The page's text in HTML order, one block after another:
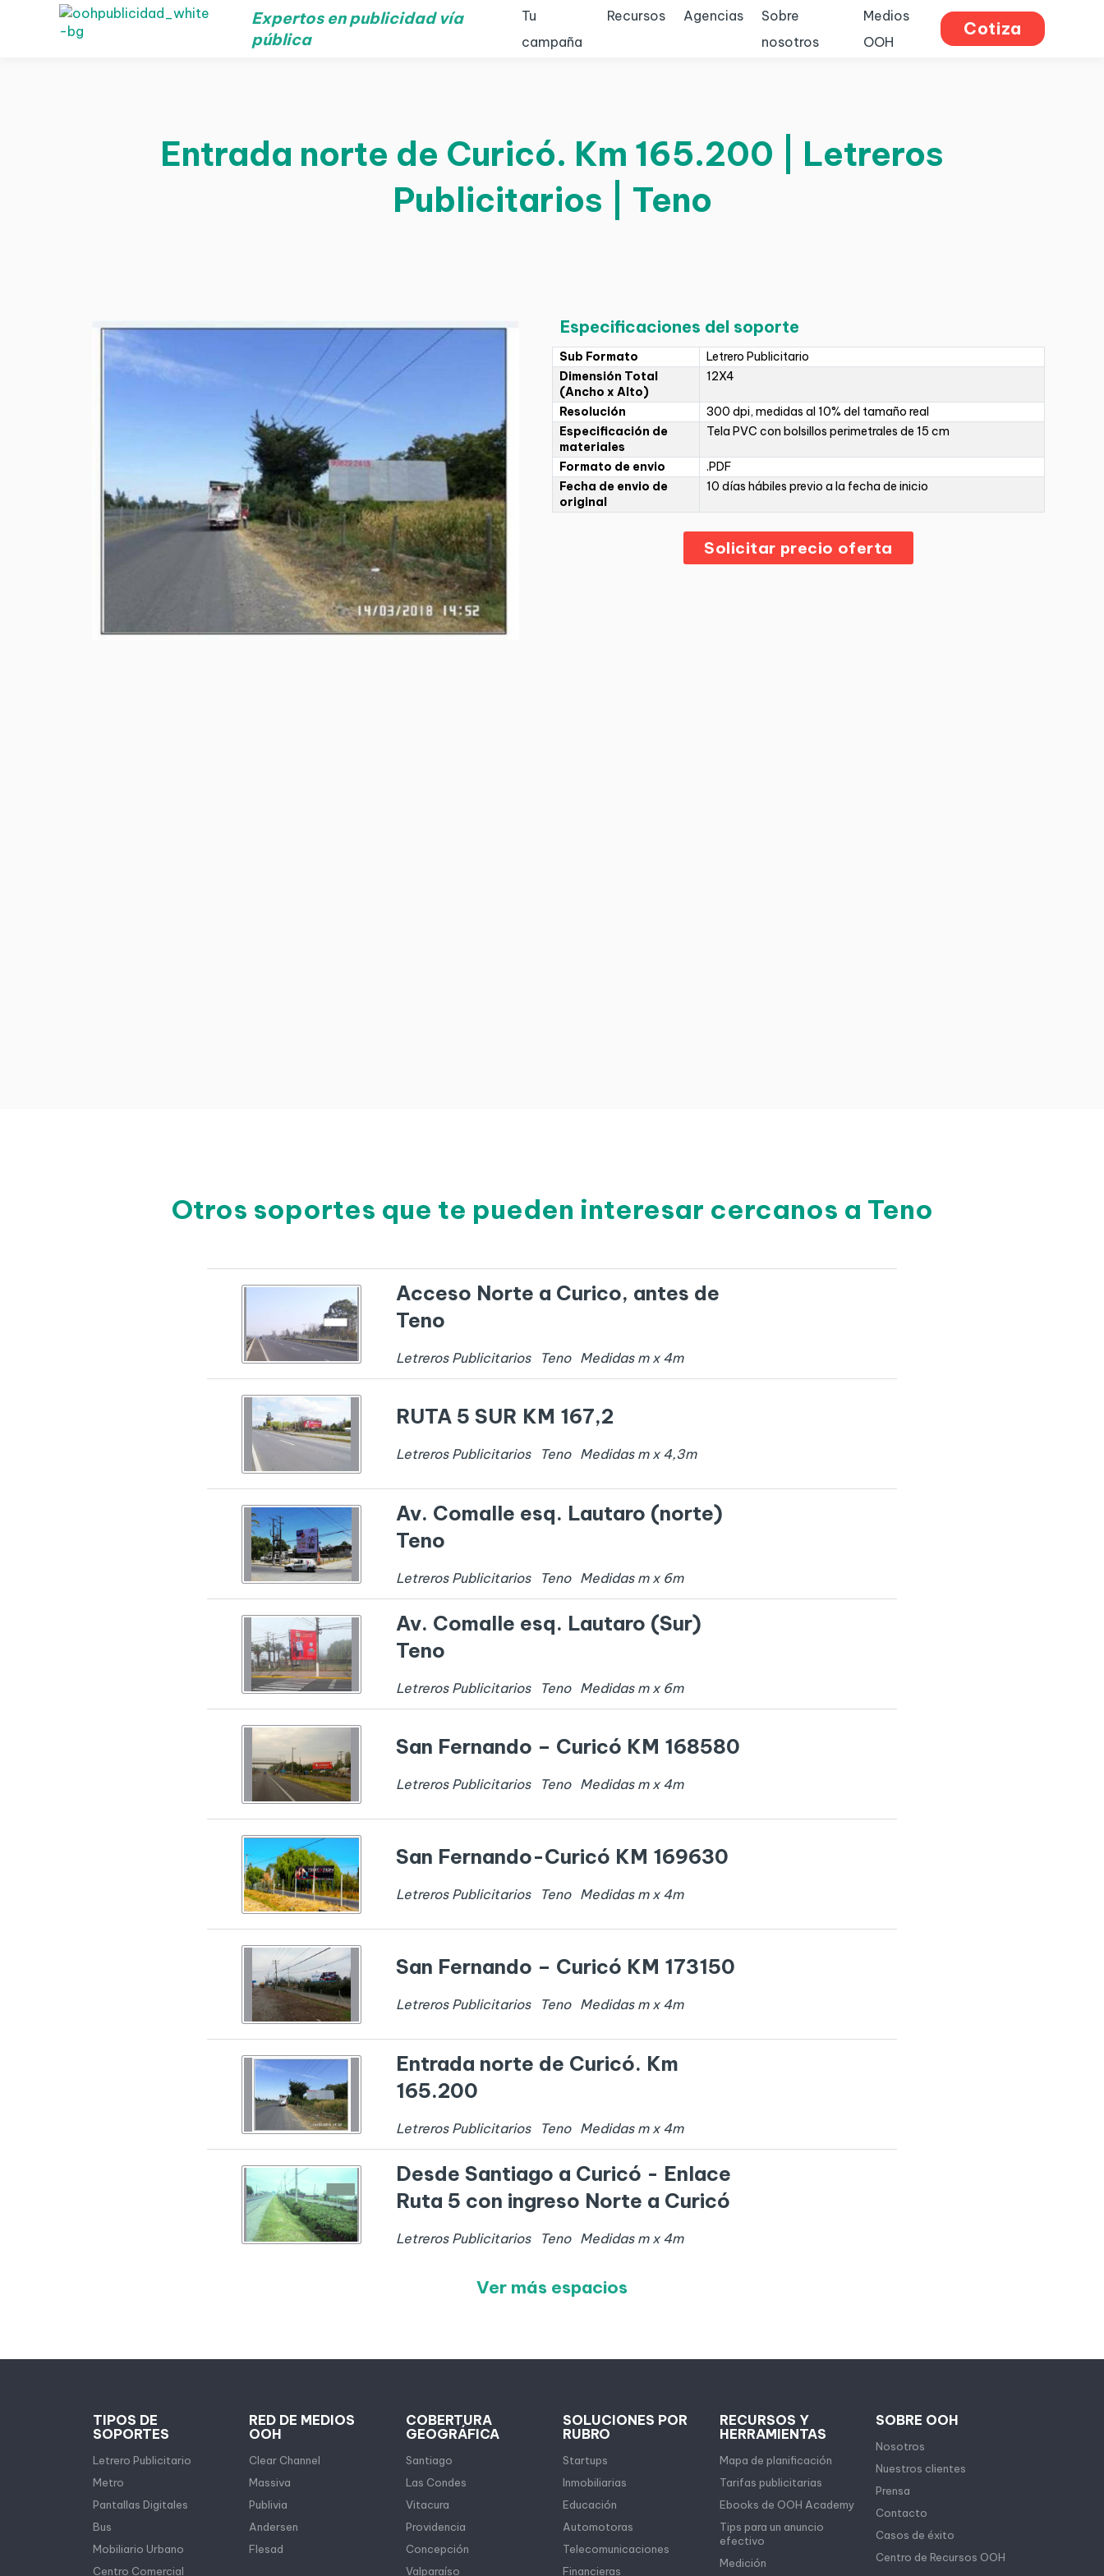
Expertos en publicidad vía
pública
Tu
campaña
Recursos Agencias
Sobre
nosotros
Medios
OOH
Cotiza
Entrada norte de Curicó. Km 165.200 | Letreros
Publicitarios | Teno
Especificaciones del soporte
Sub Formato
Letrero Publicitario
Dimensión Total
(Ancho x Alto)
12X4
Resolución
300 dpi, medidas al 10% del tamaño real
Especificación de
materiales
Tela PVC con bolsillos perimetrales de 15 cm
Formato de envio
.PDF
Fecha de envio de
original
10 días hábiles previo a la fecha de inicio
Solicitar precio oferta
Otros soportes que te pueden interesar cercanos a Teno
Acceso Norte a Curico, antes de
Teno
Letreros Publicitarios Teno Medidas m x 4m
RUTA 5 SUR KM 167,2
Letreros Publicitarios Teno Medidas m x 4,3m
Av. Comalle esq. Lautaro (norte)
Teno
Letreros Publicitarios Teno Medidas m x 6m
Av. Comalle esq. Lautaro (Sur)
Teno
Letreros Publicitarios Teno Medidas m x 6m
San Fernando – Curicó KM 168580
Letreros Publicitarios Teno Medidas m x 4m
San Fernando-Curicó KM 169630
Letreros Publicitarios Teno Medidas m x 4m
San Fernando – Curicó KM 173150
Letreros Publicitarios Teno Medidas m x 4m
Entrada norte de Curicó. Km
165.200
Letreros Publicitarios Teno Medidas m x 4m
Desde Santiago a Curicó - Enlace
Ruta 5 con ingreso Norte a Curicó
Letreros Publicitarios Teno Medidas m x 4m
Ver más espacios
TIPOS DE
SOPORTES
Letrero Publicitario
Metro
Pantallas Digitales
Bus
Mobiliario Urbano
Centro Comercial
RED DE MEDIOS
OOH
Clear Channel
Massiva
Publivia
Andersen
Flesad
COBERTURA
GEOGRÁFICA
Santiago
Las Condes
Vitacura
Providencia
Concepción
Valparaíso
SOLUCIONES POR
RUBRO
Startups
Inmobiliarias
Educación
Automotoras
Telecomunicaciones
Financieras
RECURSOS Y
HERRAMIENTAS
Mapa de planificación
Tarifas publicitarias
Ebooks de OOH Academy
Tips para un anuncio
efectivo
Medición
SOBRE OOH
Nosotros
Nuestros clientes
Prensa
Contacto
Casos de éxito
Centro de Recursos OOH